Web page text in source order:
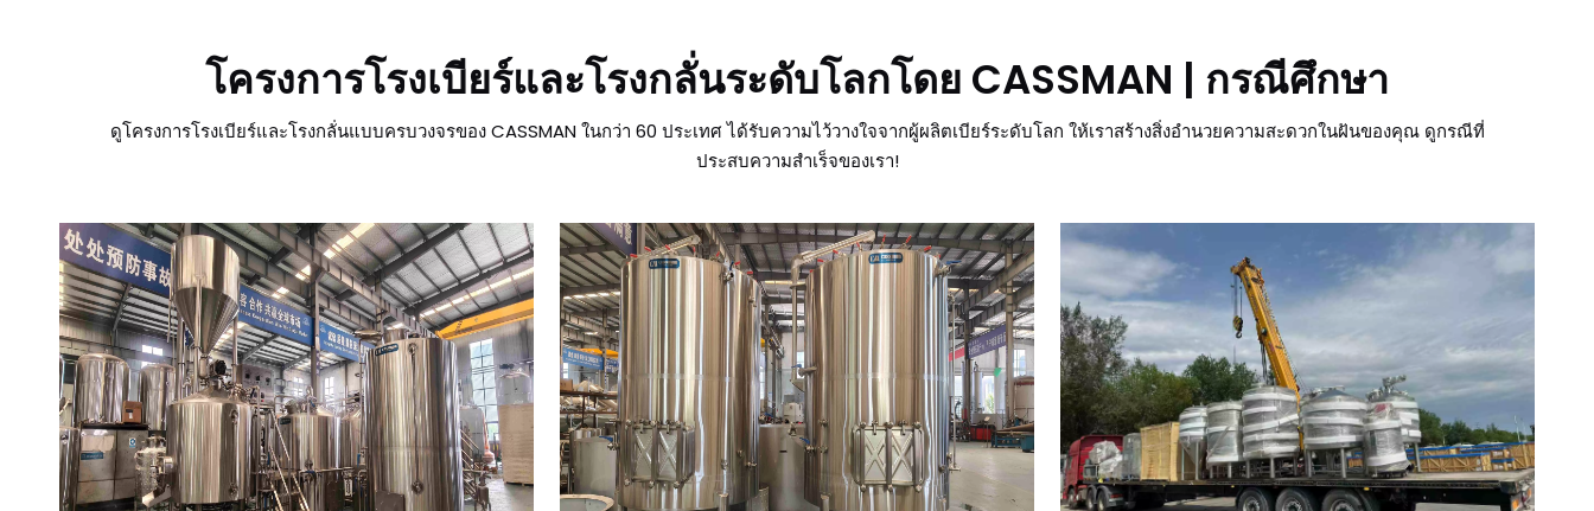
โครงการโรงเบียร์และโรงกลั่นระดับโลกโดย CASSMAN | กรณีศึกษา
ดูโครงการโรงเบียร์และโรงกลั่นแบบครบวงจรของ CASSMAN ในกว่า 60 ประเทศ ได้รับความไว้วางใจจากผู้ผลิตเบียร์ระดับโลก ให้เราสร้างสิ่งอำนวยความสะดวกในฝันของคุณ ดูกรณีที่
ประสบความสำเร็จของเรา!